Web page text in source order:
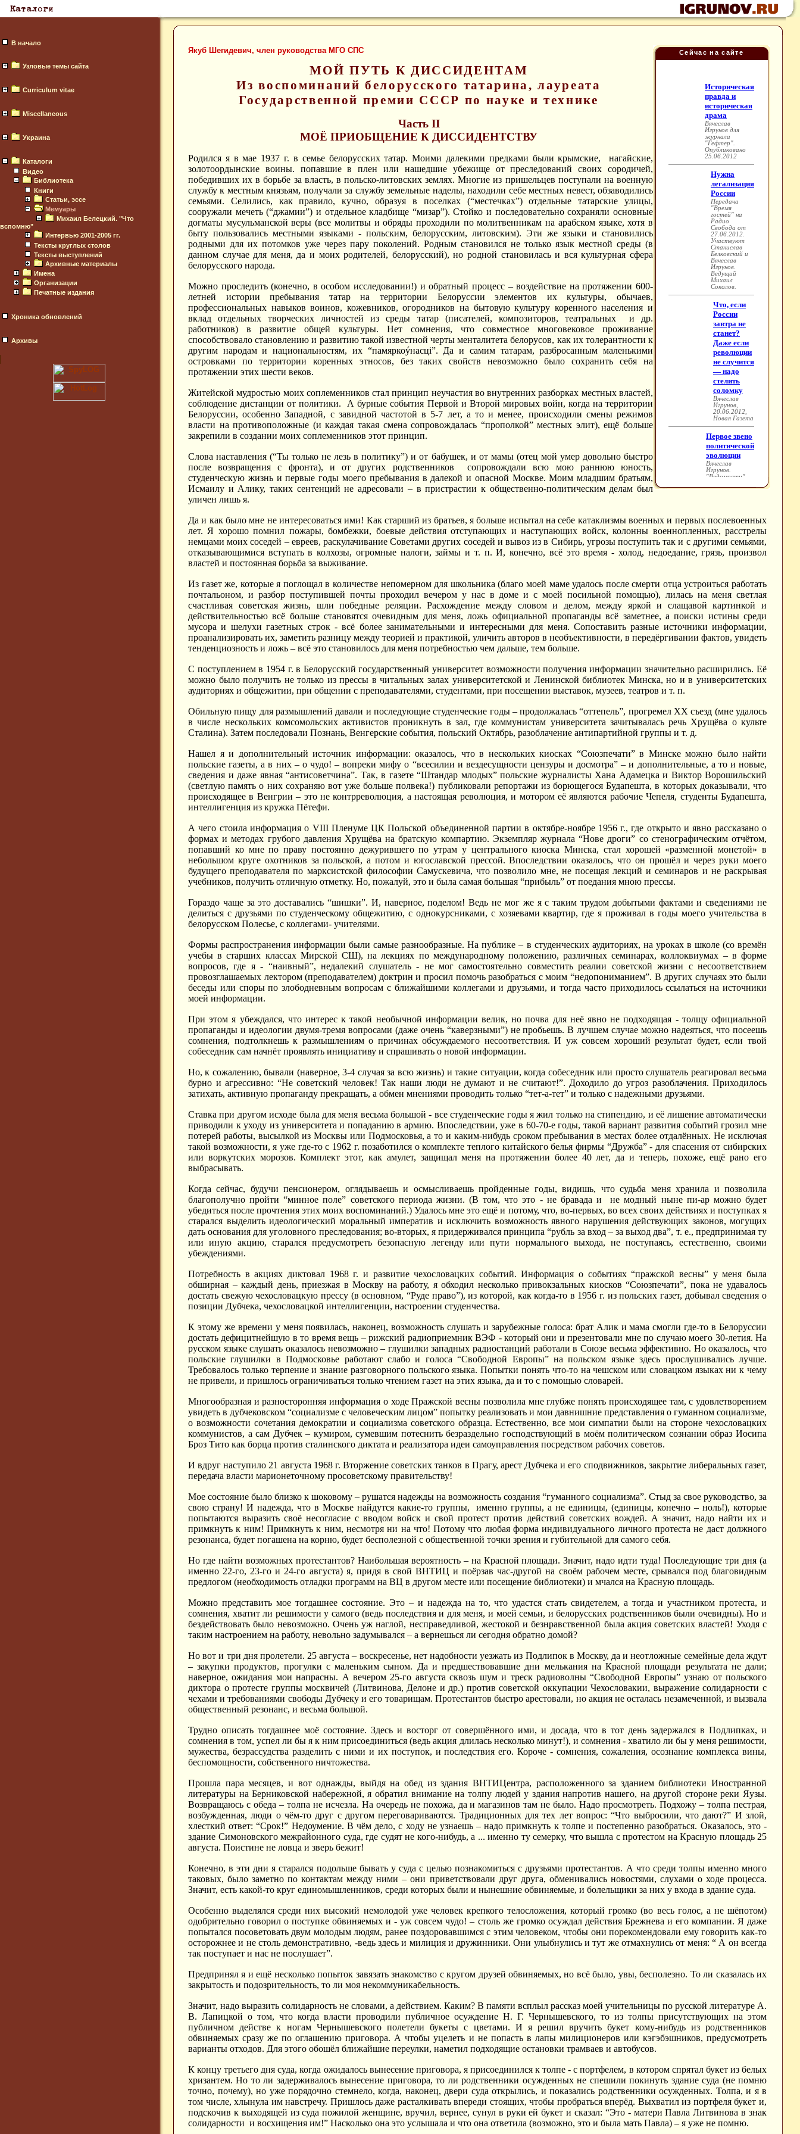
В начало
Узловые темы сайта
Curriculum vitae
Miscellaneous
Украина
Каталоги
Видео
Библиотека
Книги
Статьи, эссе
Мемуары
Михаил Белецкий. "Что
вспомню"
Интервью 2001-2005 гг.
Тексты круглых столов
Тексты выступлений
Архивные материалы
Имена
Организации
Печатные издания
Хроника обновлений
Архивы
Сейчас на сайте
Якуб Шегидевич, член руководства МГО СПС
МОЙ ПУТЬ К ДИССИДЕНТАМ
Из воспоминаний белорусского татарина, лауреата
Государственной премии СССР по науке и технике
Часть II
МОЁ ПРИОБЩЕНИЕ К ДИССИДЕНТСТВУ
Родился я в мае 1937 г. в семье белорусских татар. Моими далекими предками были крымские, нагайские,
золотоордынские воины. попавшие в плен или нашедшие убежище от преследований своих сородичей,
победивших их в борьбе за власть, в польско-литовских землях. Многие из пришельцев поступали на военную
службу к местным князьям, получали за службу земельные наделы, находили себе местных невест, обзаводились
семьями. Селились, как правило, кучно, образуя в поселках (“местечках”) отдельные татарские улицы,
сооружали мечеть (“джамии”) и отдельное кладбище “мизар”). Стойко и последовательно сохраняли основные
догматы мусульманской веры (все молитвы и обряды проходили по молитвенникам на арабском языке, хотя в
быту пользовались местными языками - польским, белорусским, литовским). Эти же языки и становились
родными для их потомков уже через пару поколений. Родным становился не только язык местной среды (в
данном случае для меня, да и моих родителей, белорусский), но родной становилась и вся культурная сфера
белорусского народа.
Можно проследить (конечно, в особом исследовании!) и обратный процесс – воздействие на протяжении 600-
летней истории пребывания татар на территории Белоруссии элементов их культуры, обычаев,
профессиональных навыков воинов, кожевников, огородников на бытовую культуру коренного населения и
вклад отдельных творческих личностей из среды татар (писателей, композиторов, театральных и др.
работников) в развитие общей культуры. Нет сомнения, что совместное многовековое проживание
способствовало становлению и развитию такой известной черты менталитета белорусов, как их толерантности к
другим народам и национальностям, их “памяркоýнасцi”. Да и самим татарам, разбросанным маленькими
островками по территории коренных этносов, без таких свойств невозможно было сохранить себя на
протяжении этих шести веков.
Житейской мудростью моих соплеменников стал принцип неучастия во внутренних разборках местных властей,
соблюдение дистанции от политики. А бурные события Первой и Второй мировых войн, когда на территории
Белоруссии, особенно Западной, с завидной частотой в 5-7 лет, а то и менее, происходили смены режимов
власти на противоположные (и каждая такая смена сопровождалась “прополкой” местных элит), ещё больше
закрепили в создании моих соплеменников этот принцип.
Слова наставления (“Ты только не лезь в политику”) и от бабушек, и от мамы (отец мой умер довольно быстро
после возвращения с фронта), и от других родственников сопровождали всю мою раннюю юность,
студенческую жизнь и первые годы моего пребывания в далекой и опасной Москве. Моим младшим братьям,
Исмаилу и Алику, таких сентенций не адресовали – в пристрастии к общественно-политическим делам был
уличен лишь я.
Да и как было мне не интересоваться ими! Как старший из братьев, я больше испытал на себе катаклизмы военных и первых послевоенных
лет. Я хорошо помнил пожары, бомбежки, боевые действия отступающих и наступающих войск, колонны военнопленных, расстрелы
немцами моих соседей – евреев, раскулачивание Советами других соседей и вывоз из в Сибирь, угрозы поступить так и с другими семьями,
отказывающимися вступать в колхозы, огромные налоги, займы и т. п. И, конечно, всё это время - холод, недоедание, грязь, произвол
властей и постоянная борьба за выживание.
Из газет же, которые я поглощал в количестве непомерном для школьника (благо моей маме удалось после смерти отца устроиться работать
почтальоном, и разбор поступившей почты проходил вечером у нас в доме и с моей посильной помощью), лилась на меня светлая
счастливая советская жизнь, шли победные реляции. Расхождение между словом и делом, между яркой и слащавой картинкой и
действительностью всё больше становятся очевидным для меня, ложь официальной пропаганды всё заметнее, а поиски истины среди
мусора и шелухи газетных строк - всё более занимательными и интересными для меня. Сопоставить разные источники информации,
проанализировать их, заметить разницу между теорией и практикой, уличить авторов в необъективности, в передёргивании фактов, увидеть
тенденциозность и ложь – всё это становилось для меня потребностью чем дальше, тем больше.
С поступлением в 1954 г. в Белорусский государственный университет возможности получения информации значительно расширились. Её
можно было получить не только из прессы в читальных залах университетской и Ленинской библиотек Минска, но и в университетских
аудиториях и общежитии, при общении с преподавателями, студентами, при посещении выставок, музеев, театров и т. п.
Обильную пищу для размышлений давали и последующие студенческие годы – продолжалась “оттепель”, прогремел ХХ съезд (мне удалось
в числе нескольких комсомольских активистов проникнуть в зал, где коммунистам университета зачитывалась речь Хрущёва о культе
Сталина). Затем последовали Познань, Венгерские события, польский Октябрь, разоблачение антипартийной группы и т. д.
Нашел я и дополнительный источник информации: оказалось, что в нескольких киосках “Союзпечати” в Минске можно было найти
польские газеты, а в них – о чудо! – вопреки мифу о “всесилии и вездесущности цензуры и досмотра” – и дополнительные, а то и новые,
сведения и даже явная “антисоветчина”. Так, в газете “Штандар млодых” польские журналисты Хана Адамецка и Виктор Ворошильский
(светлую память о них сохраняю вот уже больше полвека!) публиковали репортажи из борющегося Будапешта, в которых доказывали, что
происходящее в Венгрии – это не контрреволюция, а настоящая революция, и мотором её являются рабочие Чепеля, студенты Будапешта,
интеллигенция из кружка Пётефи.
А чего стоила информация о VIIIПленуме ЦК Польской объединенной партии в октябре-ноябре 1956 г., где открыто и явно рассказано о
формах и методах грубого давления Хрущёва на братскую компартию. Экземпляр журнала “Нове дроги” со стенографическим отчётом,
попавший ко мне по праву постоянно дежурившего по утрам у центрального киоска Минска, стал хорошей «разменной монетой» в
небольшом круге охотников за польской, а потом и югославской прессой. Впоследствии оказалось, что он прошёл и через руки моего
будущего преподавателя по марксистской философии Самускевича, что позволило мне, не посещая лекций и семинаров и не раскрывая
учебников, получить отличную отметку. Но, пожалуй, это и была самая большая “прибыль” от поедания мною прессы.
Гораздо чаще за это доставались “шишки”. И, наверное, поделом! Ведь не мог же я с таким трудом добытыми фактами и сведениями не
делиться с друзьями по студенческому общежитию, с однокурсниками, с хозяевами квартир, где я проживал в годы моего учительства в
белорусском Полесье, с коллегами- учителями.
Формы распространения информации были самые разнообразные. На публике – в студенческих аудиториях, на уроках в школе (со времён
учебы в старших классах Мирской СШ), на лекциях по международному положению, различных семинарах, коллоквиумах – в форме
вопросов, где я - “наивный”, недалекий слушатель - не мог самостоятельно совместить реалии советской жизни с несоответствием
провозглашаемых лектором (преподавателем) доктрин и просил помочь разобраться с моим “недопониманием”. В других случаях это были
беседы или споры по злободневным вопросам с ближайшими коллегами и друзьями, и тогда часто приходилось ссылаться на источники
моей информации.
При этом я убеждался, что интерес к такой необычной информации велик, но почва для неё явно не подходящая - толщу официальной
пропаганды и идеологии двумя-тремя вопросами (даже очень “каверзными”) не пробьешь. В лучшем случае можно надеяться, что посеешь
сомнения, подтолкнешь к размышлениям о причинах обсуждаемого несоответствия. И уж совсем хороший результат будет, если твой
собеседник сам начнёт проявлять инициативу и спрашивать о новой информации.
Но, к сожалению, бывали (наверное, 3-4 случая за всю жизнь) и такие ситуации, когда собеседник или просто слушатель реагировал весьма
бурно и агрессивно: “Не советский человек! Так наши люди не думают и не считают!”. Доходило до угроз разоблачения. Приходилось
затихать, активную пропаганду прекращать, а обмен мнениями проводить только “тет-а-тет” и только с надежными друзьями.
Ставка при другом исходе была для меня весьма большой - все студенческие годы я жил только на стипендию, и её лишение автоматически
приводили к уходу из университета и попаданию в армию. Впоследствии, уже в 60-70-е годы, такой вариант развития событий грозил мне
потерей работы, высылкой из Москвы или Подмосковья, а то и каким-нибудь сроком пребывания в местах более отдалённых. Не исключая
такой возможности, я уже где-то с 1962 г. позаботился о комплекте теплого китайского белья фирмы “Дружба” - для спасения от сибирских
или воркутских морозов. Комплект этот, как амулет, защищал меня на протяжении более 40 лет, да и теперь, похоже, ещё рано его
выбрасывать.
Когда сейчас, будучи пенсионером, оглядываешь и осмысливаешь пройденные годы, видишь, что судьба меня хранила и позволила
благополучно пройти “минное поле” советского периода жизни. (В том, что это - не бравада и не модный ныне пи-ар можно будет
убедиться после прочтения этих моих воспоминаний.) Удалось мне это ещё и потому, что, во-первых, во всех своих действиях и поступках я
старался выделить идеологический моральный императив и исключить возможность явного нарушения действующих законов, могущих
дать основания для уголовного преследования; во-вторых, я придерживался принципа “рубль за вход – за выход два”, т. е., предпринимая ту
или иную акцию, старался предусмотреть безопасную легенду или пути нормального выхода, не поступаясь, естественно, своими
убеждениями.
Потребность в акциях диктовал 1968 г. и развитие чехословацких событий. Информация о событиях “пражской весны” у меня была
обширная – каждый день, приезжая в Москву на работу, я обходил несколько привокзальных киосков “Союзпечати”, пока не удавалось
достать свежую чехословацкую прессу (в основном, “Руде право”), из которой, как когда-то в 1956 г. из польских газет, добывал сведения о
позиции Дубчека, чехословацкой интеллигенции, настроении студенчества.
К этому же времени у меня появилась, наконец, возможность слушать и зарубежные голоса: брат Алик и мама смогли где-то в Белоруссии
достать дефицитнейшую в то время вещь – рижский радиоприемник ВЭФ - который они и презентовали мне по случаю моего 30-летия. На
русском языке слушать оказалось невозможно – глушилки западных радиостанций работали в Союзе весьма эффективно. Но оказалось, что
польские глушилки в Подмосковье работают слабо и голоса “Свободной Европы” на польском языке здесь прослушивались лучше.
Требовалось только терпение и знание разговорного польского языка. Попытки понять что-то на чешском или словацком языках ни к чему
не привели, и пришлось ограничиваться только чтением газет на этих языка, да и то с помощью словарей.
Многообразная и разносторонняя информация о ходе Пражской весны позволила мне глубже понять происходящее там, с удовлетворением
увидеть в дубчековском “социализме с человеческим лицом” попытку реализовать и мои давнишние представления о гуманном социализме,
о возможности сочетания демократии и социализма советского образца. Естественно, все мои симпатии были на стороне чехословацких
коммунистов, а сам Дубчек – кумиром, сумевшим потеснить безраздельно господствующий в моём политическом сознании образ Иосипа
Броз Тито как борца против сталинского диктата и реализатора идеи самоуправления посредством рабочих советов.
И вдруг наступило 21 августа 1968 г. Вторжение советских танков в Прагу, арест Дубчека и его сподвижников, закрытие либеральных газет,
передача власти марионеточному просоветскому правительству!
Мое состояние было близко к шоковому – рушатся надежды на возможность создания “гуманного социализма”. Стыд за свое руководство, за
свою страну! И надежда, что в Москве найдутся какие-то группы, именно группы, а не единицы, (единицы, конечно – ноль!), которые
попытаются выразить своё несогласие с вводом войск и свой протест против действий советских вождей. А значит, надо найти их и
примкнуть к ним! Примкнуть к ним, несмотря ни на что! Потому что любая форма индивидуального личного протеста не даст должного
резонанса, будет погашена на корню, будет бесполезной с общественной точки зрения и губительной для самого себя.
Но где найти возможных протестантов? Наибольшая вероятность – на Красной площади. Значит, надо идти туда! Последующие три дня (а
именно 22-го, 23-го и 24-го августа) я, придя в свой ВНТИЦ и поёрзав час-другой на своём рабочем месте, срывался под благовидным
предлогом (необходимость отладки программ на ВЦ в другом месте или посещение библиотеки) и мчался на Красную площадь.
Можно представить мое тогдашнее состояние. Это – и надежда на то, что удастся стать свидетелем, а тогда и участником протеста, и
сомнения, хватит ли решимости у самого (ведь последствия и для меня, и моей семьи, и белорусских родственников были очевидны). Но и
бездействовать было невозможно. Очень уж наглой, несправедливой, жестокой и безнравственной была акция советских властей! Уходя с
таким настроением на работу, невольно задумывался – а вернешься ли сегодня обратно домой?
Но вот и три дня пролетели. 25 августа – воскресенье, нет надобности уезжать из Подлипок в Москву, да и неотложные семейные дела ждут
– закупки продуктов, прогулки с маленьким сыном. Да и предшествовавшие дни мелькания на Красной площади результата не дали;
наверное, ожидания мои напрасны. А вечером 25-го августа сквозь шум и треск радиоволны “Свободной Европы” узнаю от польского
диктора о протесте группы москвичей (Литвинова, Делоне и др.) против советской оккупации Чехословакии, выражение солидарности с
чехами и требованиями свободы Дубчеку и его товарищам. Протестантов быстро арестовали, но акция не осталась незамеченной, и вызвала
общественный резонанс, и весьма большой.
Трудно описать тогдашнее моё состояние. Здесь и восторг от совершённого ими, и досада, что в тот день задержался в Подлипках, и
сомнения в том, успел ли бы я к ним присоединиться (ведь акция длилась несколько минут!), и сомнения - хватило ли бы у меня решимости,
мужества, безрассудства разделить с ними и их поступок, и последствия его. Короче - сомнения, сожаления, осознание комплекса вины,
беспомощности, собственного ничтожества.
Прошла пара месяцев, и вот однажды, выйдя на обед из здания ВНТИЦентра, расположенного за зданием библиотеки Иностранной
литературы на Берниковской набережной, я обратил внимание на толпу людей у здания напротив нашего, на другой стороне реки Яузы.
Возвращаюсь с обеда – толпа не исчезла. На очередь не похожа, да и магазинов там не было. Надо просмотреть. Подхожу – толпа пестрая,
возбужденная, люди о чём-то друг с другом переговариваются. Традиционных для тех лет вопрос: “Что выбросили, что дают?” И злой,
хлесткий ответ: “Срок!” Недоумение. В чём дело, с ходу не узнаешь – надо примкнуть к толпе и постепенно разобраться. Оказалось, это -
здание Симоновского межрайонного суда, где судят не кого-нибудь, а ... именно ту семерку, что вышла с протестом на Красную площадь 25
августа. Поистине не ловца и зверь бежит!
Конечно, в эти дни я старался подольше бывать у суда с целью познакомиться с друзьями протестантов. А что среди толпы именно много
таковых, было заметно по контактам между ними – они приветствовали друг друга, обменивались новостями, слухами о ходе процесса.
Значит, есть какой-то круг единомышленников, среди которых были и нынешние обвиняемые, и болельщики за них у входа в здание суда.
Особенно выделялся среди них высокий немолодой уже человек крепкого телосложения, который громко (во весь голос, а не шёпотом)
одобрительно говорил о поступке обвиняемых и - уж совсем чудо! – столь же громко осуждал действия Брежнева и его компании. Я даже
попытался посоветовать двум молодым людям, ранее поздоровавшимся с этим человеком, чтобы они порекомендовали ему говорить как-то
осторожнее и не столь демонстративно, -ведь здесь и милиция и дружинники. Они улыбнулись и тут же отмахнулись от меня: “ А он всегда
так поступает и нас не послушает”.
Предпринял я и ещё несколько попыток завязать знакомство с кругом друзей обвиняемых, но всё было, увы, бесполезно. То ли сказалась их
закрытость и подозрительность, то ли моя некоммуникабельность.
Значит, надо выразить солидарность не словами, а действием. Каким? В памяти всплыл рассказ моей учительницы по русской литературе А.
В. Лапицкой о том, что когда власти проводили публичное осуждение Н. Г. Чернышевского, то из толпы присутствующих на этом
публичном действе к ногам Чернышевского полетели букеты с цветами. И я решил вручить букет кому-нибудь из родственников
обвиняемых сразу же по оглашению приговора. А чтобы уцелеть и не попасть в лапы милиционеров или кэгэбэшников, предусмотреть
варианты отходов. Для этого обошёл ближайшие переулки, наметил подходящие остановки трамваев и автобусов.
К концу третьего дня суда, когда ожидалось вынесение приговора, я присоединился к толпе - с портфелем, в котором спрятал букет из белых
хризантем. Но то ли задерживалось вынесение приговора, то ли родственники осужденных не спешили покинуть здание суда (не помню
точно, почему), но уже порядочно стемнело, когда, наконец, двери суда открылись, и показались родственники осужденных. Толпа, и я в
том числе, хлынула им навстречу. Пришлось даже расталкивать впереди стоящих, чтобы пробраться вперёд. Выхватил из портфеля букет и,
подскочив к выходящей из суда пожилой женщине, вручил, вернее, сунул в руки ей букет и сказал: “Это - матери Павла Литвинова в знак
солидарности и восхищения им!” Насколько она это услышала и что она ответила (возможно, это и была мать Павла) – я уже не помню.